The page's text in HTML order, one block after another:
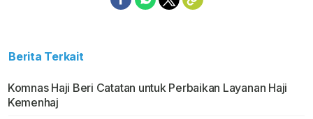
Berita Terkait
Komnas Haji Beri Catatan untuk Perbaikan Layanan Haji
Kemenhaj